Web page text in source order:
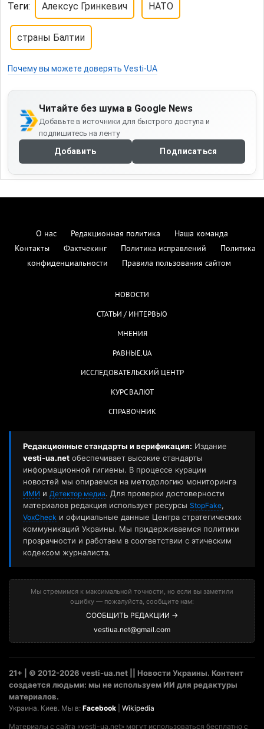
Теги: Алексус Гринкевич НАТО
страны Балтии
Почему вы можете доверять Vesti-UA
Читайте без шума в Google News
Добавьте в источники для быстрого доступа и
подпишитесь на ленту
Добавить Подписаться
О нас Редакционная политика
Наша команда
Контакты
Фактчекинг Политика исправлений
Политика
конфиденциальности
Правила пользования сайтом
НОВОСТИ
СТАТЬИ / ИНТЕРВЬЮ
МНЕНИЯ
РАВНЫЕ.UA
ИССЛЕДОВАТЕЛЬСКИЙ ЦЕНТР
КУРС ВАЛЮТ
СПРАВОЧНИК
Редакционные стандарты и верификация: Издание
vesti-ua.net обеспечивает высокие стандарты
информационной гигиены. В процессе курации
новостей мы опираемся на методологию мониторинга
ИМИ и Детектор медиа. Для проверки достоверности
материалов редакция использует ресурсы StopFake,
VoxCheck и официальные данные Центра стратегических
коммуникаций Украины. Мы придерживаемся политики
прозрачности и работаем в соответствии с этическим
кодексом журналиста.
Мы стремимся к максимальной точности, но если вы заметили
ошибку — пожалуйста, сообщите нам:
СООБЩИТЬ РЕДАКЦИИ →
vestiua.net@gmail.com
21+ | © 2012-2026 vesti-ua.net || Новости Украины. Контент
создается людьми: мы не используем ИИ для редактуры
материалов.
Украина. Киев. Мы в: Facebook Wikipedia
Материалы с сайта «vesti-ua.net» могут использоваться бесплатно с